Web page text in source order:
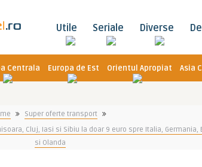
Utile Seriale Diverse
Centrala Europa de Est Orientul Apropiat Asia
Super oferte transport
Cluj, Iasi si Sibiu la doar 9 euro spre Italia, Germania,
si Olanda